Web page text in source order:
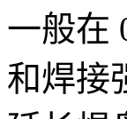
一般在
和焊接